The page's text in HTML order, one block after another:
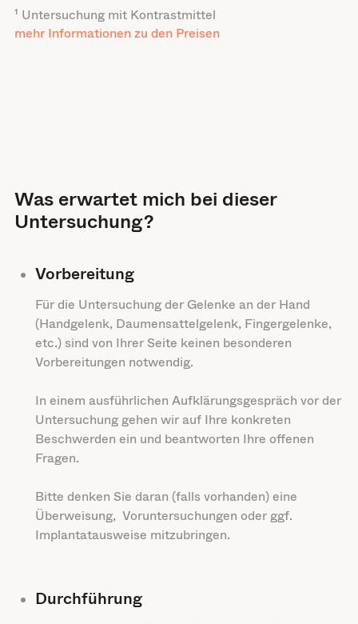
¹ Untersuchung mit Kontrastmittel
mehr Informationen zu den Preisen
Was erwartet mich bei dieser
Untersuchung?
Vorbereitung
Für die Untersuchung der Gelenke an der Hand
(Handgelenk, Daumensattelgelenk, Fingergelenke,
etc.) sind von Ihrer Seite keinen besonderen
Vorbereitungen notwendig.
In einem ausführlichen Aufklärungsgespräch vor der
Untersuchung gehen wir auf Ihre konkreten
Beschwerden ein und beantworten Ihre offenen
Fragen.
Bitte denken Sie daran (falls vorhanden) eine
Überweisung, Voruntersuchungen oder ggf.
Implantatausweise mitzubringen.
Durchführung